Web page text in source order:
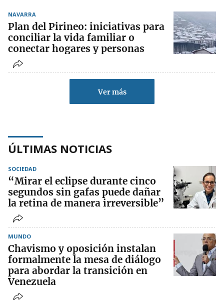
NAVARRA
Plan del Pirineo: iniciativas para
conciliar la vida familiar o
conectar hogares y personas
Ver más
ÚLTIMAS NOTICIAS
SOCIEDAD
“Mirar el eclipse durante cinco
segundos sin gafas puede dañar
la retina de manera irreversible”
MUNDO
Chavismo y oposición instalan
formalmente la mesa de diálogo
para abordar la transición en
Venezuela